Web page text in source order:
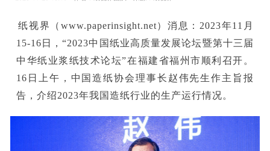
视界（www.paperinsight.net）消息：2023年11月
15-16日，“2023中国纸业高质量发展论坛暨第十三届
中华纸业浆纸技术论坛”在福建省福州市顺利召开。
16日上午，中国造纸协会理事长赵伟先生作主旨报
告，介绍2023年我国造纸行业的生产运行情况。